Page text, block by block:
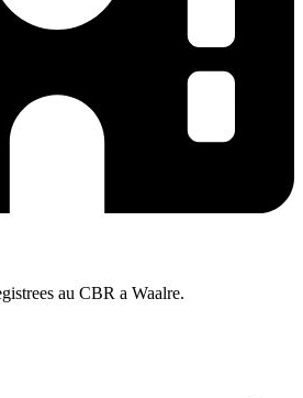
au CBR a Waalre.